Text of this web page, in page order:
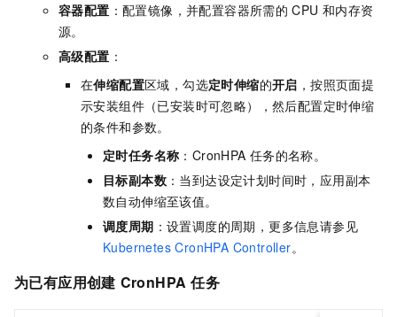
容器配置 ：配置镜像，并配置容器所需的 CPU 和内存资
源。
高级配置 ：
在伸缩配置区域，勾选定时伸缩的开启 ，按照页面提
示安装组件（已安装时可忽略），然后配置定时伸缩
的条件和参数。
定时任务名称 ：CronHPA 任务的名称。
目标副本数 ：当到达设定计划时间时，应用副本
数自动伸缩至该值。
调度周期 ：设置调度的周期，更多信息请参见
Kubernetes CronHPA Controller。
为已有应用创建 CronHPA 任务